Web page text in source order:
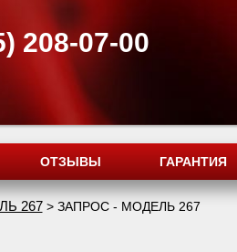
208-07-00
ОТЗЫВЫ ГАРАНТИЯ
267> ЗАПРОС - МОДЕЛЬ 267